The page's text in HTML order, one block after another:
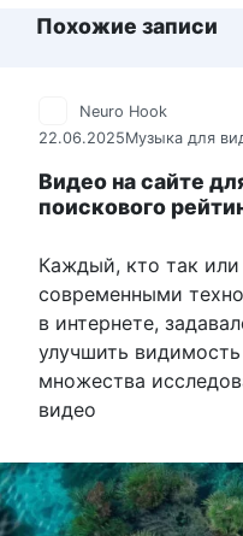
Похожие записи
Neuro Hook
22.06.2025Музыка для
Видео на сайте
поискового
Каждый, кто так или
современными
в интернете,
улучшить
множества
видео